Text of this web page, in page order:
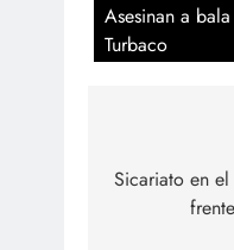
Asesinan a
Turbaco
de
entradas
Sicariato en